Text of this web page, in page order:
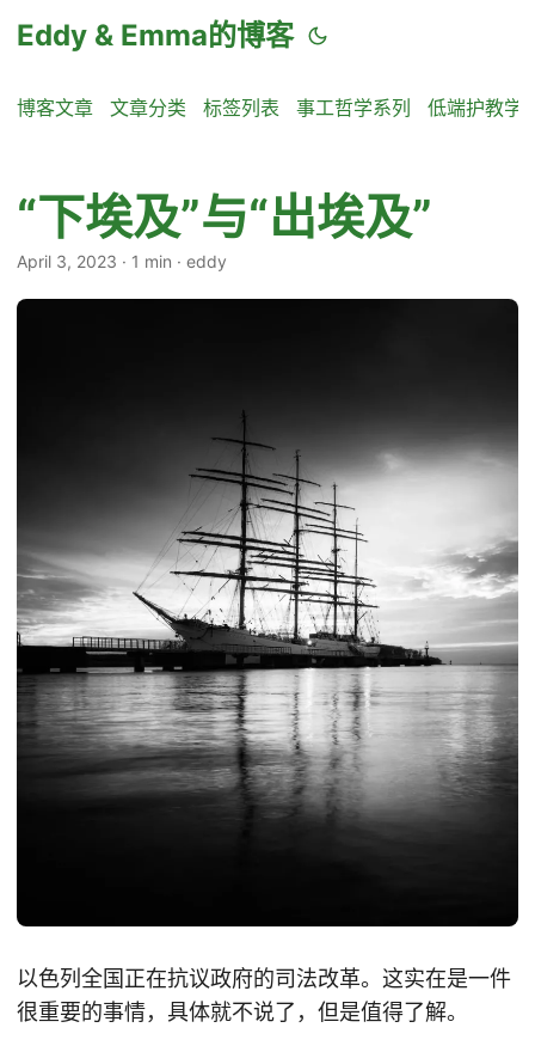
Eddy & Emma的博客
博客文章 文章分类 标签列表 事工哲学系列 低端护教学
“下埃及”与“出埃及”
April 3, 2023 · 1 min · eddy
以色列全国正在抗议政府的司法改革。这实在是一件
很重要的事情，具体就不说了，但是值得了解。